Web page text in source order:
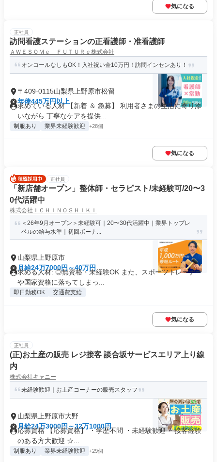
気になる
正社員
訪問看護ステーションの正看護師・准看護師
ＡＷＥＳＯＭｅ ＦＵＴＵＲｅ株式会社
オンコールなしもOK！入社祝い金10万円！訪問インセンあり！
〒409-0115山梨県上野原市松留
年俸445万円以上
求めている人材 【新着 ＆ 急募】 利用者さまの生活に寄り添
いながら 丁寧なケアを提供...
制服あり 業界未経験歓迎 +28個
気になる
正社員
「新店舗オープン」整体師・セラピスト/未経験可/20〜3
0代活躍中
株式会社ＩＣＨＩＮＯＳＨＩＫＩ
＜26年9月オープン＞未経験可｜20〜30代活躍中｜業界トップレ
ベルの給与水準｜初回ボーナ...
山梨県上野原市
月給24万7000円～40万円
求める人材: ◎無資格・未経験OK また、スポーツトレーナー
や国家資格に落ちてしまっ...
即日勤務OK 交通費支給
気になる
正社員
(正)お土産の販売 レジ接客 談合坂サービスエリア上り線
内
株式会社キャニー
未経験歓迎｜お土産コーナーの販売スタッフ
山梨県上野原市大野
月給24万3000円～32万1000円
応募資格 【応募資格】 ・学歴不問 ・未経験歓迎 ・接客経験
のある方大歓迎 ☆...
制服あり 業界未経験歓迎 +29個